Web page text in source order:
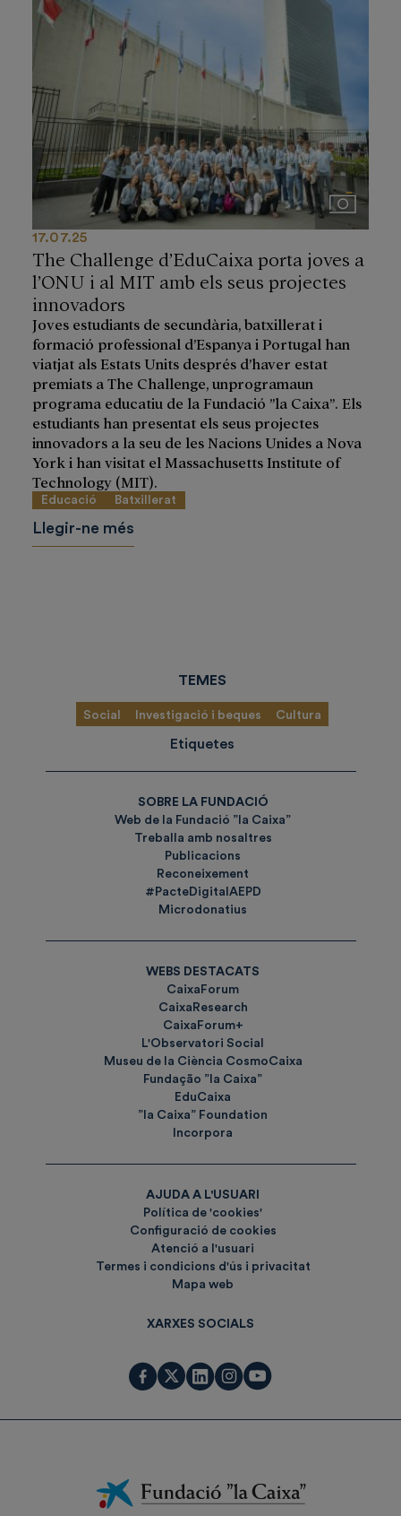
Imágenes
17.07.25
The Challenge d’EduCaixa porta joves a
l’ONU i al MIT amb els seus projectes
innovadors
Joves estudiants de secundària, batxillerat i
formació professional d’Espanya i Portugal han
viatjat als Estats Units després d’haver estat
premiats a The Challenge, unprogramaun
programa educatiu de la Fundació ”la Caixa”. Els
estudiants han presentat els seus projectes
innovadors a la seu de les Nacions Unides a Nova
York i han visitat el Massachusetts Institute of
Technology (MIT).
Educació Batxillerat
Llegir-ne més
TEMES
Social Investigació i beques Cultura
Etiquetes
SOBRE LA FUNDACIÓ
Web de la Fundació ”la Caixa”
Treballa amb nosaltres
Publicacions
Reconeixement
#PacteDigitalAEPD
Microdonatius
WEBS DESTACATS
CaixaForum
CaixaResearch
CaixaForum+
L'Observatori Social
Museu de la Ciència CosmoCaixa
Fundação ”la Caixa”
EduCaixa
”la Caixa” Foundation
Incorpora
AJUDA A L'USUARI
Política de 'cookies'
Configuració de cookies
Atenció a l'usuari
Termes i condicions d'ús i privacitat
Mapa web
XARXES SOCIALS
Fundación
La